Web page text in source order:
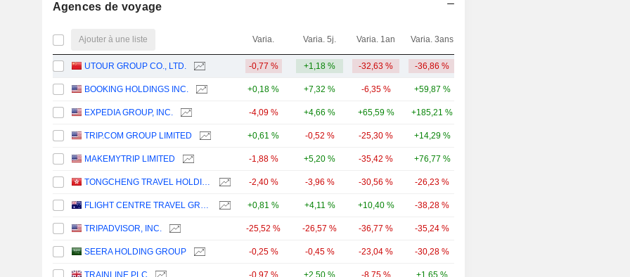
Agences de voyage
Ajouter à une liste Varia. Varia. 5j. Varia. 1an Varia. 3ans
UTOUR GROUP CO., LTD. -0,77 % +1,18 % -32,63 % -36,86 %
BOOKING HOLDINGS INC. +0,18 % +7,32 % -6,35 % +59,87 %
EXPEDIA GROUP, INC. -4,09 % +4,66 % +65,59 % +185,21 %
TRIP.COM GROUP LIMITED +0,61 % -0,52 % -25,30 % +14,29 %
MAKEMYTRIP LIMITED -1,88 % +5,20 % -35,42 % +76,77 %
TONGCHENG TRAVEL HOLDINGS LIMITED -2,40 % -3,96 % -30,56 % -26,23 %
FLIGHT CENTRE TRAVEL GROUP LIMITED +0,81 % +4,11 % +10,40 % -38,28 %
TRIPADVISOR, INC. -25,52 % -26,57 % -36,77 % -35,24 %
SEERA HOLDING GROUP -0,25 % -0,45 % -23,04 % -30,28 %